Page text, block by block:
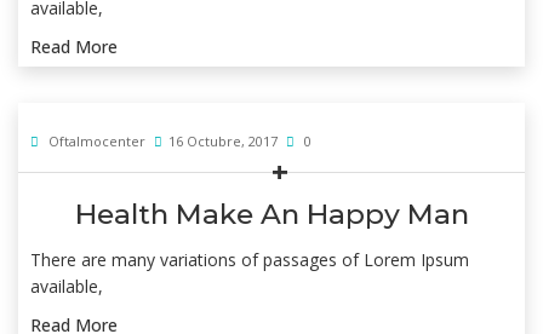
available,
Read More
Oftalmocenter 16 Octubre, 2017 0
Health Make An Happy Man
There are many variations of passages of Lorem Ipsum
available,
Read More